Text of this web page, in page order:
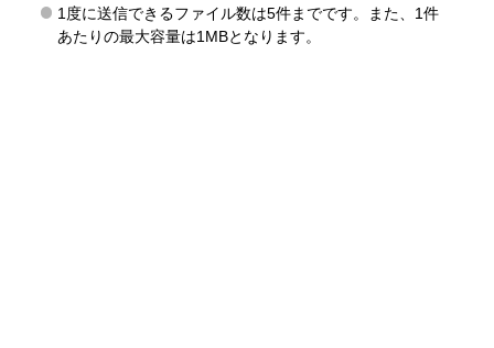
1度に送信できるファイル数は5件までです。また、1件
あたりの最大容量は1MBとなります。